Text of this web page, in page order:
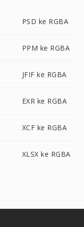
PSD ke RGBA
PPM ke RGBA
JFIF ke RGBA
EXR ke RGBA
XCF ke RGBA
XLSX ke RGBA